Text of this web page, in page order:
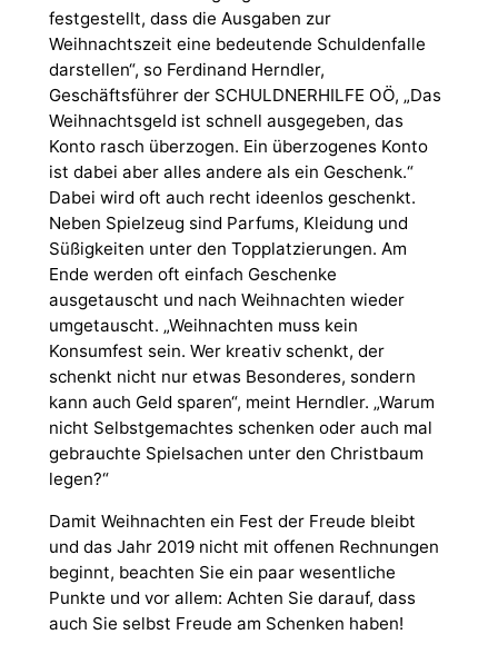
festgestellt, dass die Ausgaben zur
Weihnachtszeit eine bedeutende Schuldenfalle
darstellen“, so Ferdinand Herndler,
Geschäftsführer der SCHULDNERHILFE OÖ, „Das
Weihnachtsgeld ist schnell ausgegeben, das
Konto rasch überzogen. Ein überzogenes Konto
ist dabei aber alles andere als ein Geschenk.“
Dabei wird oft auch recht ideenlos geschenkt.
Neben Spielzeug sind Parfums, Kleidung und
Süßigkeiten unter den Topplatzierungen. Am
Ende werden oft einfach Geschenke
ausgetauscht und nach Weihnachten wieder
umgetauscht. „Weihnachten muss kein
Konsumfest sein. Wer kreativ schenkt, der
schenkt nicht nur etwas Besonderes, sondern
kann auch Geld sparen“, meint Herndler. „Warum
nicht Selbstgemachtes schenken oder auch mal
gebrauchte Spielsachen unter den Christbaum
legen?“
Damit Weihnachten ein Fest der Freude bleibt
und das Jahr 2019 nicht mit offenen Rechnungen
beginnt, beachten Sie ein paar wesentliche
Punkte und vor allem: Achten Sie darauf, dass
auch Sie selbst Freude am Schenken haben!